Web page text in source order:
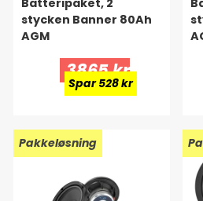
stycken Banner 80Ah
AGM
3865 kr
Spar 528 kr
Pakkeløsning